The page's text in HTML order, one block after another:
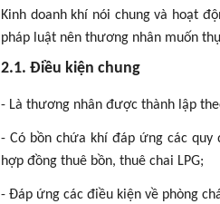
Kinh doanh khí nói chung và hoạt
pháp luật nên thương nhân muốn
2.1. Điều kiện chung
- Là thương nhân được thành lập
- Có bồn chứa khí đáp ứng các
hợp đồng thuê bồn, thuê chai LPG;
- Đáp ứng các điều kiện về phòng